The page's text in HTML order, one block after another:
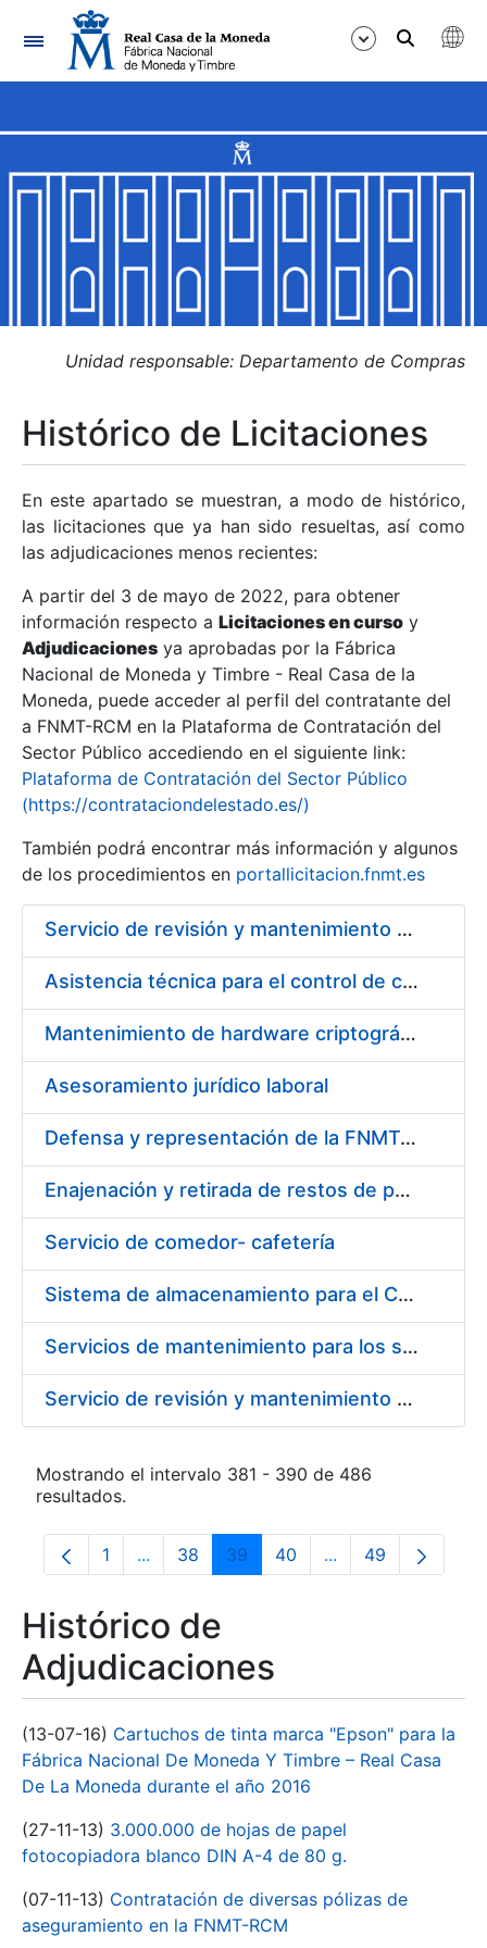
Navegación
Mostrar/Ocultar
Mostrar/Ocultar
Mostrar/Ocultar
Mostrar/Ocultar
Mostrar/Ocultar
Mostrar/Ocultar
Unidad responsable: Departamento de Compras
Histórico de Licitaciones
En este apartado se muestran, a modo de histórico,
las licitaciones que ya han sido resueltas, así como
las adjudicaciones menos recientes:
A partir del 3 de mayo de 2022, para obtener
información respecto a Licitaciones en curso y
Adjudicaciones ya aprobadas por la Fábrica
Nacional de Moneda y Timbre - Real Casa de la
Moneda, puede acceder al perfil del contratante del
a FNMT-RCM en la Plataforma de Contratación del
Sector Público accediendo en el siguiente link:
Plataforma de Contratación del Sector Público
(https://contrataciondelestado.es/)
También podrá encontrar más información y algunos
de los procedimientos en portallicitacion.fnmt.es
Servicio de revisión y mantenimiento de medios de compartimentación de protección contra incendios
Asistencia técnica para el control de calidad ambiental interior y control de riesgo de Legionella
Mantenimiento de hardware criptográfico
Asesoramiento jurídico laboral
Defensa y representación de la FNMT-RCM ante la jurisdicción laboral
Enajenación y retirada de restos de papel durante 2015
Servicio de comedor- cafetería
Sistema de almacenamiento para el CPD de la FNMT-RCM
Servicios de mantenimiento para los sistemas de control de acceso, prevención de intrusiones y balanceo de carga
Servicio de revisión y mantenimiento de equipos de protección contra incendios
Mostrando el intervalo 381 - 390 de 486
resultados.
Página
1 ...Páginas intermedias Use TAB para
Página
38 Página
39 Página
40 ...PáginasPágina
49
Histórico de
Adjudicaciones
(13-07-16) Cartuchos de tinta marca "Epson" para la
Fábrica Nacional De Moneda Y Timbre – Real Casa
De La Moneda durante el año 2016
(27-11-13) 3.000.000 de hojas de papel
fotocopiadora blanco DIN A-4 de 80 g.
(07-11-13) Contratación de diversas pólizas de
aseguramiento en la FNMT-RCM